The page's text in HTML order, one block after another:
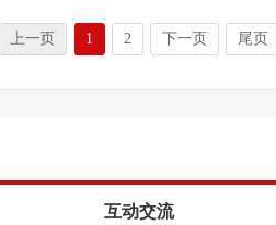
上一页 1 2 下一页 尾页
互动交流